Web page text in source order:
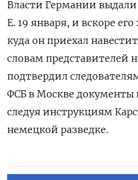
Власти Германии выдали
Е. 19 января, и вскоре
куда он приехал
словам представителей
подтвердил
ФСБ в Москве документы
следуя инструкциям
немецкой разведке.